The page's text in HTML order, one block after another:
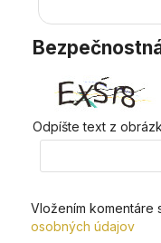
Odpíšte text z
Vložením komentáre
osobných údajov